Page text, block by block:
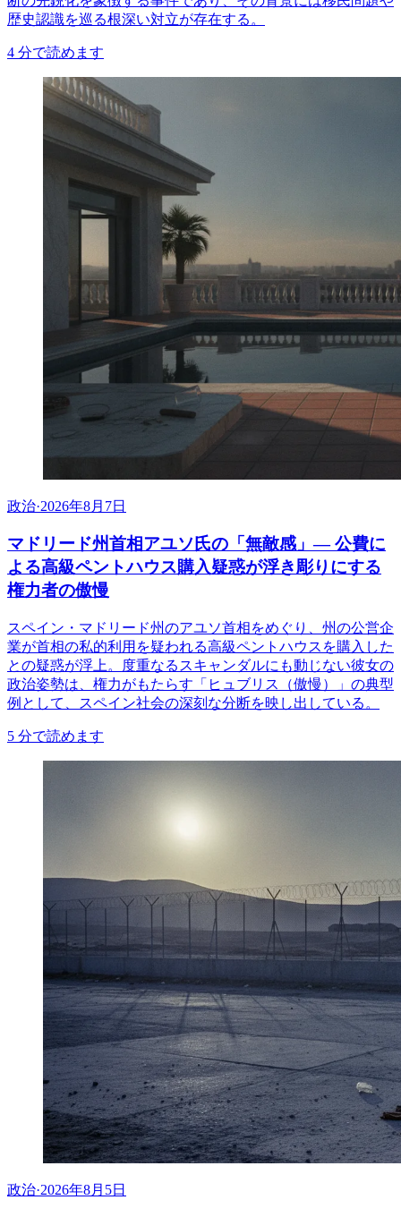
歴史認識を巡る根深い対立が存在する。
4 分で読めます
政治·2026年8月7日
マドリード州首相アユソ氏の「無敵感」— 公費に
よる高級ペントハウス購入疑惑が浮き彫りにする
権力者の傲慢
スペイン・マドリード州のアユソ首相をめぐり、州の公営企
業が首相の私的利用を疑われる高級ペントハウスを購入した
との疑惑が浮上。度重なるスキャンダルにも動じない彼女の
政治姿勢は、権力がもたらす「ヒュブリス（傲慢）」の典型
例として、スペイン社会の深刻な分断を映し出している。
5 分で読めます
政治·2026年8月5日